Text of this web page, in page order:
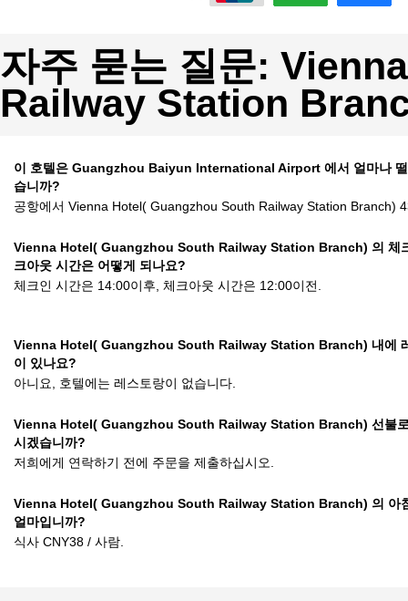
자주 묻는 질문:
Railway Station
이 호텔은 Guangzhou Baiyun International Airport 에서 얼마나
습니까?
공항에서 Vienna Hotel( Guangzhou South Railway Station Branch)
Vienna Hotel( Guangzhou South Railway Station Branch) 의 체
크아웃 시간은 어떻게 되나요?
체크인 시간은 14:00이후, 체크아웃 시간은 12:00이전.
Vienna Hotel( Guangzhou South Railway Station Branch) 내에
이 있나요?
아니요, 호텔에는 레스토랑이 없습니다.
Vienna Hotel( Guangzhou South Railway Station Branch) 선불
시겠습니까?
저희에게 연락하기 전에 주문을 제출하십시오.
Vienna Hotel( Guangzhou South Railway Station Branch) 의 아
얼마입니까?
식사 CNY38 / 사람.